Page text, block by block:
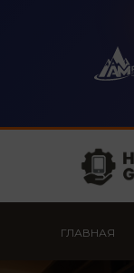
ГЛАВНАЯ